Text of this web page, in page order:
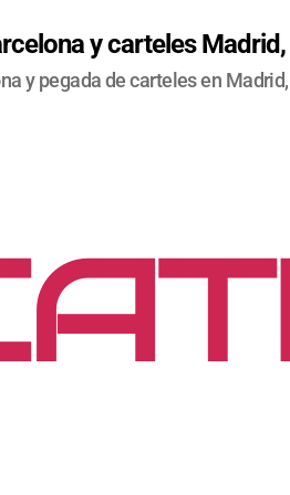
y carteles
y pegada de carteles en